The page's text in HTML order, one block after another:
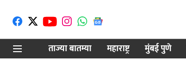
ताज्या बातम्या
महाराष्ट्र मुंबई पुणे